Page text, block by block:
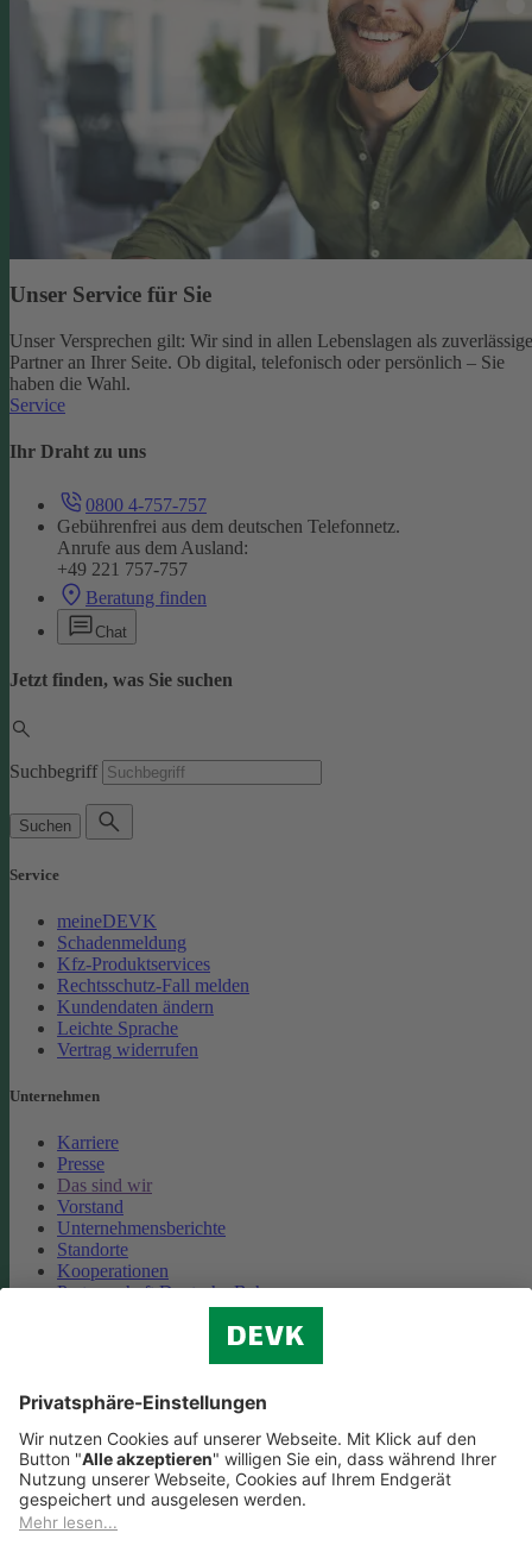
Unser Service für Sie
Unser Versprechen gilt: Wir sind in allen Lebenslagen als
Partner an Ihrer Seite. Ob digital, telefonisch oder persönlich – Sie
haben die Wahl.
Service
Ihr Draht zu uns
0800 4-757-757
Gebührenfrei aus dem deutschen Telefonnetz.
Anrufe aus dem Ausland:
+49 221 757-757
Beratung finden
Chat
Jetzt finden, was Sie suchen
Suchbegriff
Suchen
Service
meineDEVK
Schadenmeldung
Kfz-Produktservices
Rechtsschutz-Fall melden
Kundendaten ändern
Leichte Sprache
Vertrag widerrufen
Unternehmen
Karriere
Presse
Das sind wir
Vorstand
Unternehmensberichte
Standorte
Kooperationen
Partnerschaft Deutsche Bahn
Cookie-Einstellungen
Datenschutz
Impressum